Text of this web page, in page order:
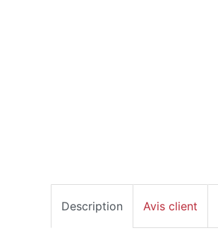
Description Avis client